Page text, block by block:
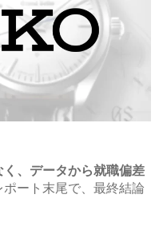
く、データから就職偏差
ポート末尾で、最終結論